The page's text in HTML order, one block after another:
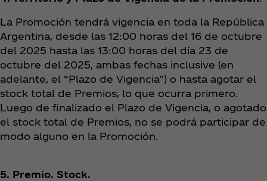
La Promoción tendrá vigencia en toda la República
Argentina, desde las 12:00 horas del 16 de octubre
del 2025 hasta las 13:00 horas del día 23 de
octubre del 2025, ambas fechas inclusive (en
adelante, el “Plazo de Vigencia”) o hasta agotar el
stock total de Premios, lo que ocurra primero.
Luego de finalizado el Plazo de Vigencia, o agotado
el stock total de Premios, no se podrá participar de
modo alguno en la Promoción.
5. Premio. Stock.